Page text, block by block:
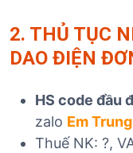
2. THỦ TỤC
DAO ĐIỆN
HS code đầu
zalo Em
Thuế NK: ?,